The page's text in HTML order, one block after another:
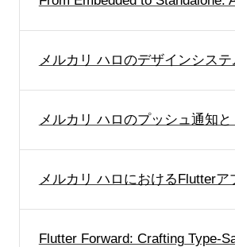
メルカリ ハロのデザインシス
メルカリ ハロのプッシュ通知
メルカリ ハロにおけるFlutter
Flutter Forward: Crafting Type-